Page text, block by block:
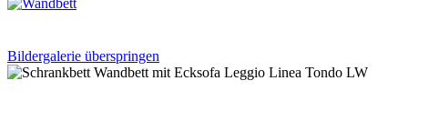
Bildergalerie überspringen